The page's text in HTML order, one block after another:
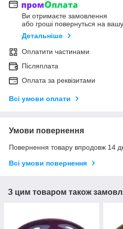
Ви отримаєте замовлення
або гроші повернуться на
Детальніше
Оплатити частинами
Післяплата
Оплата за реквізитами
Всі умови оплати
Умови повернення
Повернення товару впродовж 14
Всі умови повернення
З цим товаром також